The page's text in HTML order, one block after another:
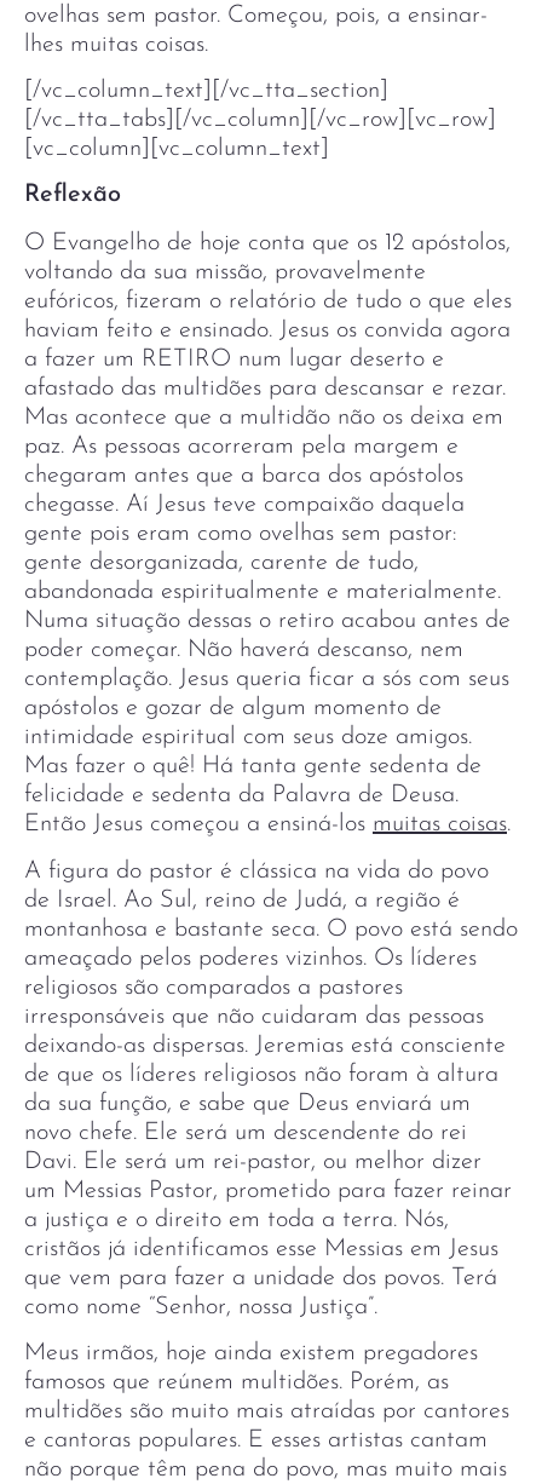
ovelhas sem pastor. Começou, pois, a ensinar-
lhes muitas coisas.
[/vc_column_text][/vc_tta_section]
[/vc_tta_tabs][/vc_column][/vc_row][vc_row]
[vc_column][vc_column_text]
Reflexão
O Evangelho de hoje conta que os 12 apóstolos,
voltando da sua missão, provavelmente
eufóricos, fizeram o relatório de tudo o que eles
haviam feito e ensinado. Jesus os convida agora
a fazer um RETIRO num lugar deserto e
afastado das multidões para descansar e rezar.
Mas acontece que a multidão não os deixa em
paz. As pessoas acorreram pela margem e
chegaram antes que a barca dos apóstolos
chegasse. Aí Jesus teve compaixão daquela
gente pois eram como ovelhas sem pastor:
gente desorganizada, carente de tudo,
abandonada espiritualmente e materialmente.
Numa situação dessas o retiro acabou antes de
poder começar. Não haverá descanso, nem
contemplação. Jesus queria ficar a sós com seus
apóstolos e gozar de algum momento de
intimidade espiritual com seus doze amigos.
Mas fazer o quê! Há tanta gente sedenta de
felicidade e sedenta da Palavra de Deusa.
Então Jesus começou a ensiná-los muitas coisas.
A figura do pastor é clássica na vida do povo
de Israel. Ao Sul, reino de Judá, a região é
montanhosa e bastante seca. O povo está sendo
ameaçado pelos poderes vizinhos. Os líderes
religiosos são comparados a pastores
irresponsáveis que não cuidaram das pessoas
deixando-as dispersas. Jeremias está consciente
de que os líderes religiosos não foram à altura
da sua função, e sabe que Deus enviará um
novo chefe. Ele será um descendente do rei
Davi. Ele será um rei-pastor, ou melhor dizer
um Messias Pastor, prometido para fazer reinar
a justiça e o direito em toda a terra. Nós,
cristãos já identificamos esse Messias em Jesus
que vem para fazer a unidade dos povos. Terá
como nome “Senhor, nossa Justiça”.
Meus irmãos, hoje ainda existem pregadores
famosos que reúnem multidões. Porém, as
multidões são muito mais atraídas por cantores
e cantoras populares. E esses artistas cantam
não porque têm pena do povo, mas muito mais